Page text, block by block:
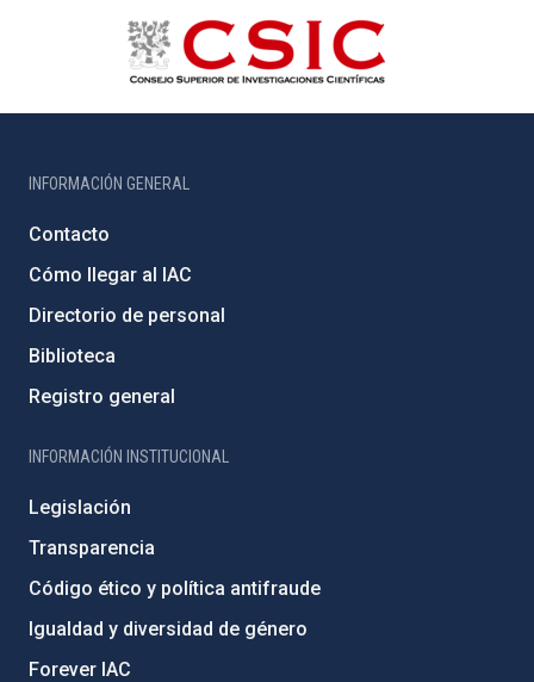
INFORMACIÓN GENERAL
Contacto
Cómo llegar al IAC
Directorio de personal
Biblioteca
Registro general
INFORMACIÓN INSTITUCIONAL
Legislación
Transparencia
Código ético y política antifraude
Igualdad y diversidad de género
Forever IAC